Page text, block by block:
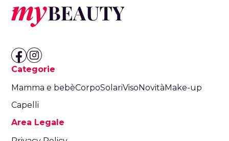
Categorie
Mamma e bebèCorpoSolariViso Novità Make-up
Capelli
Area Legale